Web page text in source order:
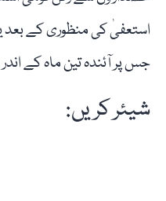
استعفیٰ کی منظوری کے
جس پر آئندہ تین ماہ کے
شیئر کریں: